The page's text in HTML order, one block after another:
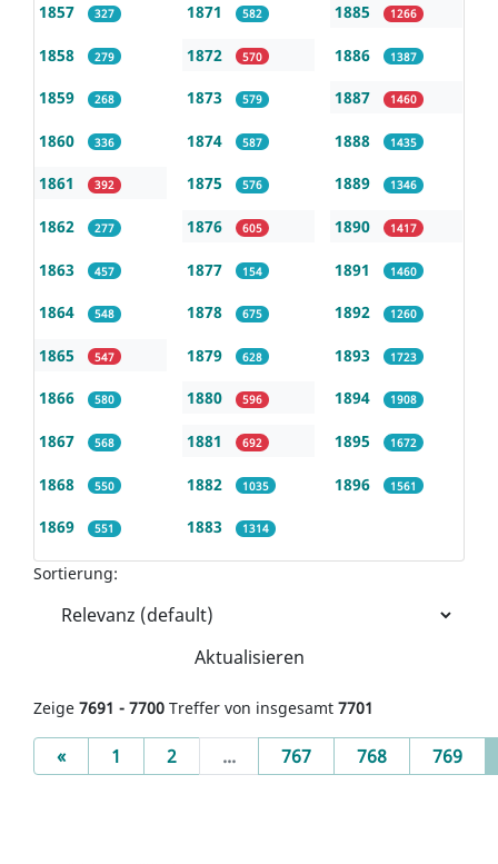
1857 327
1858 279
1859 268
1860 336
1861 392
1862 277
1863 457
1864 548
1865 547
1866 580
1867 568
1868 550
1869 551
1871 582
1872 570
1873 579
1874 587
1875 576
1876 605
1877 154
1878 675
1879 628
1880 596
1881 692
1882 1035
1883 1314
1885 1266
1886 1387
1887 1460
1888 1435
1889 1346
1890 1417
1891 1460
1892 1260
1893 1723
1894 1908
1895 1672
1896 1561
Sortierung:
Aktualisieren
Zeige 7691 - 7700 Treffer von insgesamt 7701
«Previous
1 2 ... 767 768 769